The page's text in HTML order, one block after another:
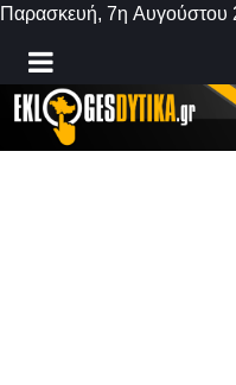
Παρασκευή, 7η Αυγούστου